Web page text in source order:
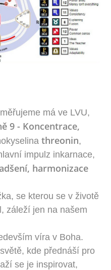
má ve LVU,
9 - Koncentrace,
threonin,
impulz inkarnace,
harmonizace
se kterou se v životě
záleží jen na našem
víra v Boha.
kde přednáší pro
se je inspirovat,